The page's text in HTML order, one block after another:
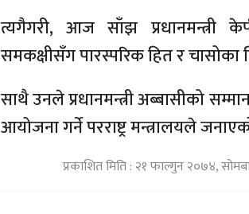
त्यगैगरी, आज साँझ प्रधानमन्त्री
समकक्षीसँग पारस्परिक हित र चासोका
साथै उनले प्रधानमन्त्री अब्बासीको
आयोजना गर्ने परराष्ट्र मन्त्रालयले
प्रकाशित मिति : २१ फाल्गुन २०७४,